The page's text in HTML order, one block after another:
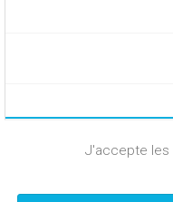
J'accepte les